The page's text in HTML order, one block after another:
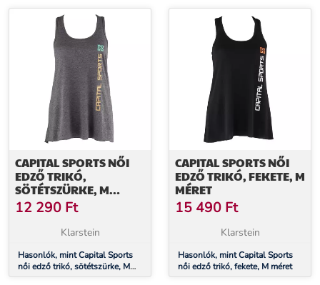
CAPITAL SPORTS NŐI
EDZŐ TRIKÓ,
SÖTÉTSZÜRKE, M
MÉRET
12 290 Ft
Klarstein
Hasonlók, mint Capital Sports
női edző trikó, sötétszürke, M
méret
CAPITAL SPORTS NŐI
EDZŐ TRIKÓ, FEKETE, M
MÉRET
15 490 Ft
Klarstein
Hasonlók, mint Capital Sports
női edző trikó, fekete, M méret